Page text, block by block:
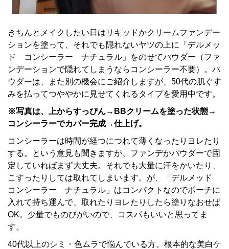
きちんとメイクしたい日はリキッドかクリームファンデー
ションを塗って、それでも隠れないヤツの上に「デルメッ
ド コンシーラー ナチュラル」をのせてパウダー（ファ
ンデーションで隠れてしまうならコンシーラー不要）。パ
ウダーは、また別の機会にご紹介しますが、50代の肌ぐす
みを払ってつややかに見せてくれるタイプを愛用中です。
※写真は、上からすっぴん→BBクリームを塗った状態→
コンシーラーでカバー完成→仕上げ。
コンシーラーは時間が経つにつれて薄くなったりヨレたり
する。という意見も聞きますが、ファンデかパウダーで固
定していればまず大丈夫。それでも大量に汗をかいたり、
こすったりしては取れてしまいます。が、「デルメッド
コンシーラー ナチュラル」はコンパクトなのでポーチに
入れて持ち運んで、取れたりヨレたりしたら塗りなおせば
OK。少量でものびがいので、コスパもいいと思ってま
す。
40代以上のシミ・色ムラで悩んでいる方。根本的な美白ケ